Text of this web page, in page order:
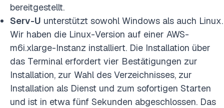
bereitgestellt.
Serv-U unterstützt sowohl Windows als auch Linux.
Wir haben die Linux-Version auf einer AWS-
m6i.xlarge-Instanz installiert. Die Installation über
das Terminal erfordert vier Bestätigungen zur
Installation, zur Wahl des Verzeichnisses, zur
Installation als Dienst und zum sofortigen Starten
und ist in etwa fünf Sekunden abgeschlossen. Das